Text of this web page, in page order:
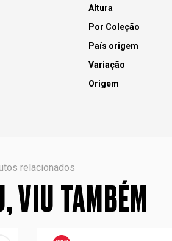
Altura
Por Coleção
País origem
Variação
Origem
relacionados
VIU TAMBÉM